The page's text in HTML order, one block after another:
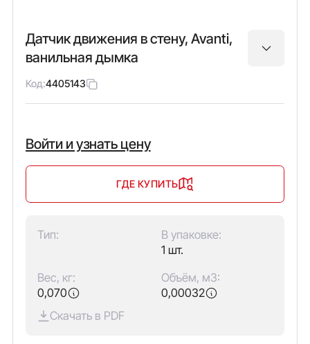
Датчик движения в стену, Avanti,
ванильная дымка
Код:4405143
Войти и узнать цену
ГДЕ КУПИТЬ
Тип:
В упаковке:
1 шт.
Вес, кг:
0,070
Объём, м3:
0,00032
Скачать в PDF